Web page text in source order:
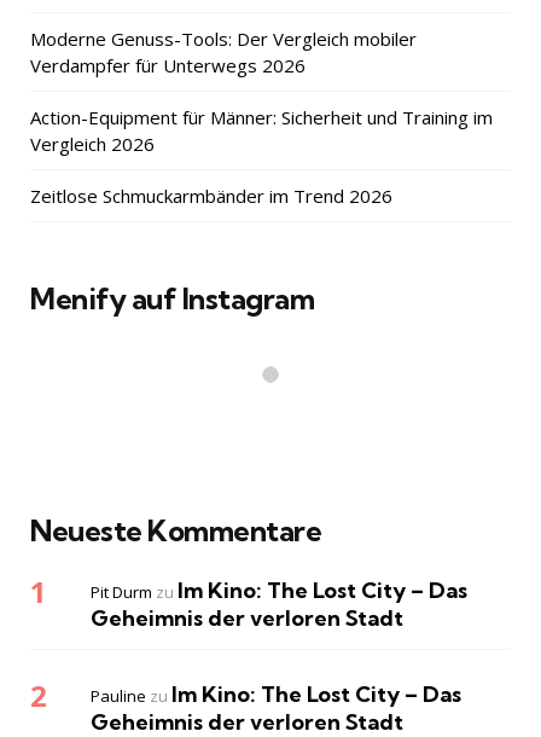
Moderne Genuss-Tools: Der Vergleich mobiler
Verdampfer für Unterwegs 2026
Action-Equipment für Männer: Sicherheit und Training im
Vergleich 2026
Zeitlose Schmuckarmbänder im Trend 2026
Menify auf Instagram
Neueste Kommentare
Pit Durm zu Im Kino: The Lost City – Das
Geheimnis der verloren Stadt
Pauline zu Im Kino: The Lost City – Das
Geheimnis der verloren Stadt